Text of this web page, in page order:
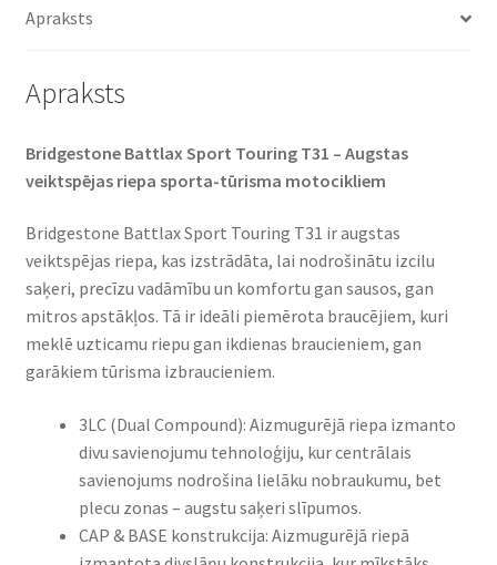
Apraksts
Apraksts
Bridgestone Battlax Sport Touring T31 – Augstas
veiktspējas riepa sporta-tūrisma motocikliem​
Bridgestone Battlax Sport Touring T31 ir augstas
veiktspējas riepa, kas izstrādāta, lai nodrošinātu izcilu
saķeri, precīzu vadāmību un komfortu gan sausos, gan
mitros apstākļos. Tā ir ideāli piemērota braucējiem, kuri
meklē uzticamu riepu gan ikdienas braucieniem, gan
garākiem tūrisma izbraucieniem.​
3LC (Dual Compound): Aizmugurējā riepa izmanto
divu savienojumu tehnoloģiju, kur centrālais
savienojums nodrošina lielāku nobraukumu, bet
plecu zonas – augstu saķeri slīpumos.​
CAP & BASE konstrukcija: Aizmugurējā riepā